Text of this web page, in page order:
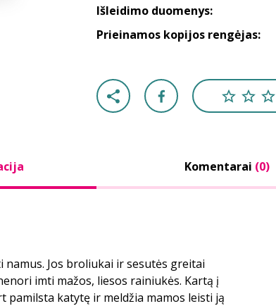
Išleidimo duomenys:
Prieinamos kopijos rengėjas:
Komentarai (0)
Jos broliukai ir sesutės greitai
imti mažos, liesos rainiukės. Kartą į
pamilsta katytę ir meldžia mamos leisti ją